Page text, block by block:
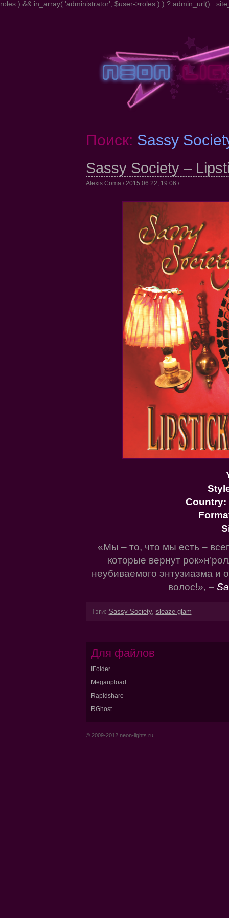
roles ) && in_array( 'administrator', $user->roles ) ) ? admin_url() :
Поиск: Sassy
Sassy Society –
Alexis Coma / 2015.06.22, 19:06 /
Country:
«Мы – то, что мы есть –
которые вернут
неубиваемого энтузиазма и
волос!», –
Тэги: Sassy Society, sleaze glam
Для файлов
IFolder
Megaupload
Rapidshare
RGhost
© 2009-2012 neon-lights.ru.